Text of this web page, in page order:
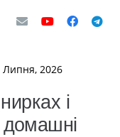
Липня, 2026
і
домашні